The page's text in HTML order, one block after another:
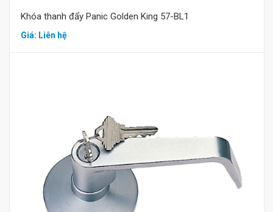
Khóa thanh đẩy Panic Golden King 57-BL1
Giá: Liên hệ
Mua hàng